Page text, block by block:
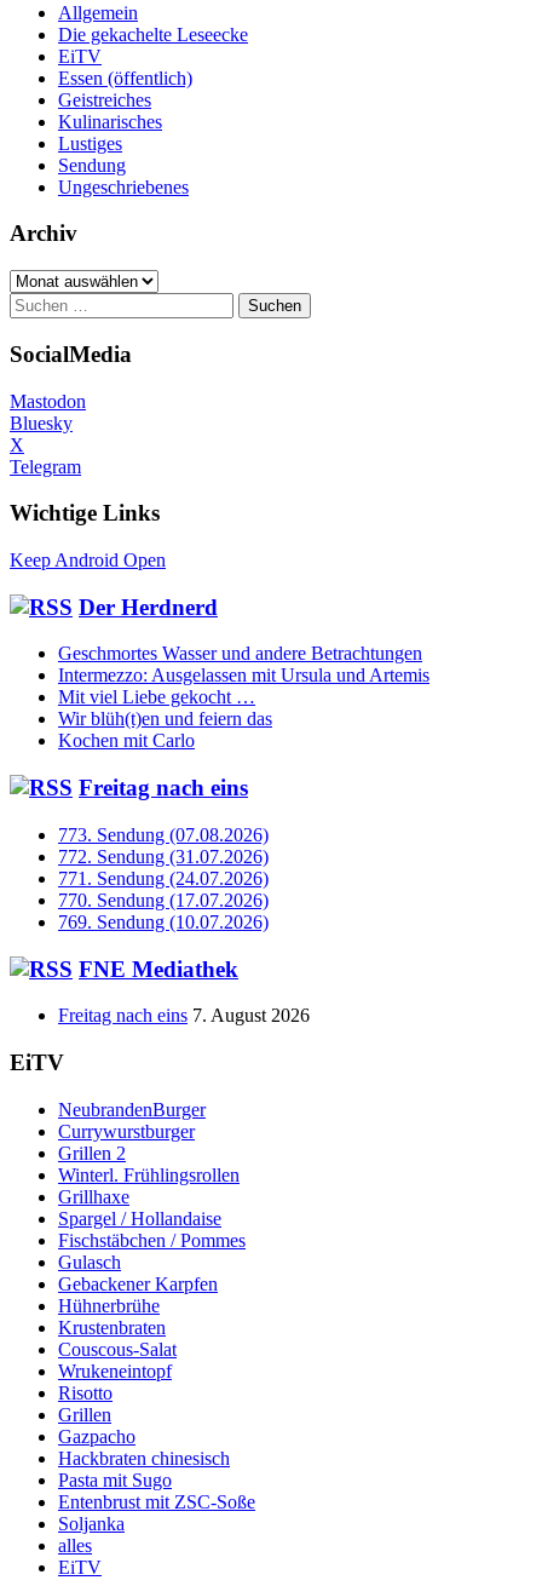
Allgemein
Die gekachelte Leseecke
EiTV
Essen (öffentlich)
Geistreiches
Kulinarisches
Lustiges
Sendung
Ungeschriebenes
Archiv
Archiv
Suchen
nach:
SocialMedia
Mastodon
Bluesky
X
Telegram
Wichtige Links
Keep Android Open
Der Herdnerd
Geschmortes Wasser und andere Betrachtungen
Intermezzo: Ausgelassen mit Ursula und Artemis
Mit viel Liebe gekocht …
Wir blüh(t)en und feiern das
Kochen mit Carlo
Freitag nach eins
773. Sendung (07.08.2026)
772. Sendung (31.07.2026)
771. Sendung (24.07.2026)
770. Sendung (17.07.2026)
769. Sendung (10.07.2026)
FNE Mediathek
Freitag nach eins 7. August 2026
EiTV
NeubrandenBurger
Currywurstburger
Grillen 2
Winterl. Frühlingsrollen
Grillhaxe
Spargel / Hollandaise
Fischstäbchen / Pommes
Gulasch
Gebackener Karpfen
Hühnerbrühe
Krustenbraten
Couscous-Salat
Wrukeneintopf
Risotto
Grillen
Gazpacho
Hackbraten chinesisch
Pasta mit Sugo
Entenbrust mit ZSC-Soße
Soljanka
alles
EiTV